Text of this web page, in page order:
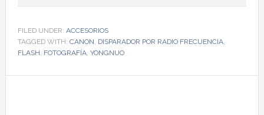
FILED UNDER: ACCESORIOS
TAGGED WITH: CANON DISPARADOR POR RADIO FRECUENCIA,
FLASH FOTOGRAFÍA, YONGNUO